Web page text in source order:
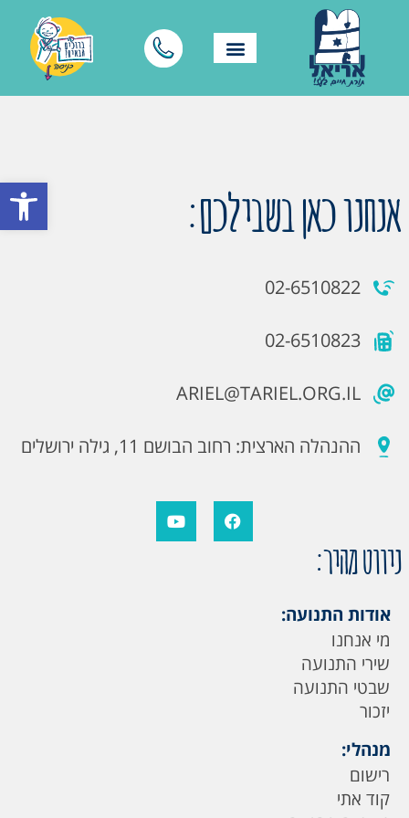
פתח אנחנו כאן בשבילכם:
02-6510822
02-6510823
ARIEL@TARIEL.ORG.IL
ההנהלה הארצית: רחוב הבושם 11, גילה ירושלים
ניווט מהיר:
אודות התנועה:
מי אנחנו
שירי התנועה
שבטי התנועה
יזכור
מנהלי:
רישום
קוד אתי